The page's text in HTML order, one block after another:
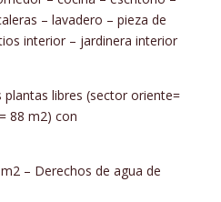
– lavadero – pieza de
interior – jardinera interior
plantas libres (sector oriente=
88 m2) con
– Derechos de agua de